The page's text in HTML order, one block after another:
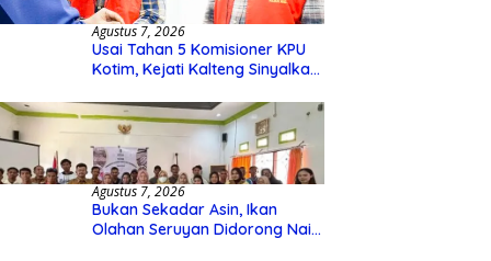
Agustus 7, 2026
Usai Tahan 5 Komisioner KPU
Kotim, Kejati Kalteng Sinyalkan
Hibah Rp40 Miliar
Agustus 7, 2026
Bukan Sekadar Asin, Ikan
Olahan Seruyan Didorong Naik